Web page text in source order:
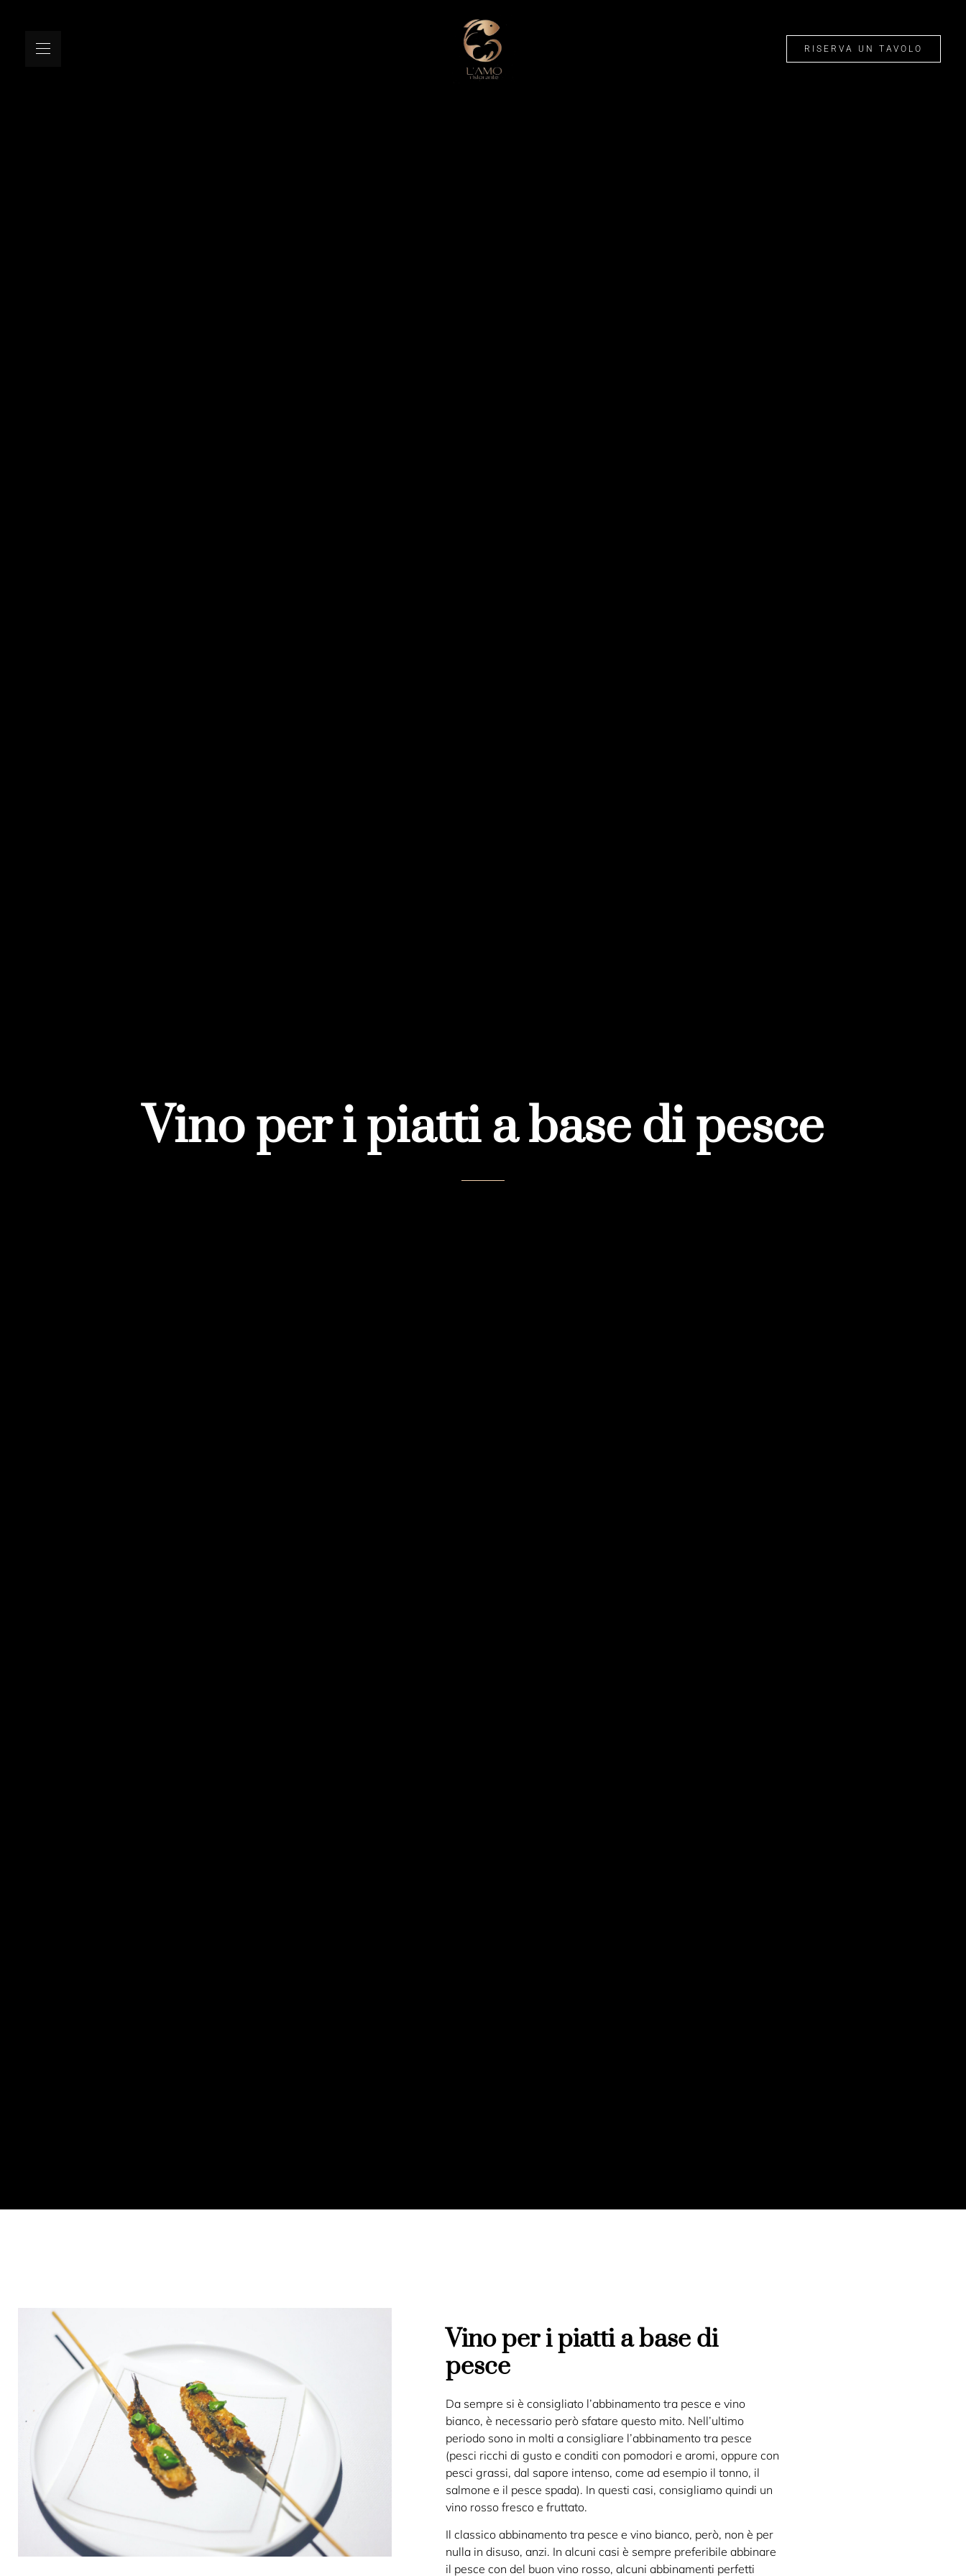
RISERVA UN TAVOLO
Vino per i piatti a base di pesce
Vino per i piatti a base di
pesce
Da sempre si è consigliato l’abbinamento tra pesce e vino
bianco, è necessario però sfatare questo mito. Nell’ultimo
periodo sono in molti a consigliare l’abbinamento tra pesce
(pesci ricchi di gusto e conditi con pomodori e aromi, oppure con
pesci grassi, dal sapore intenso, come ad esempio il tonno, il
salmone e il pesce spada). In questi casi, consigliamo quindi un
vino rosso fresco e fruttato.
Il classico abbinamento tra pesce e vino bianco, però, non è per
nulla in disuso, anzi. In alcuni casi è sempre preferibile abbinare
il pesce con del buon vino rosso, alcuni abbinamenti perfetti